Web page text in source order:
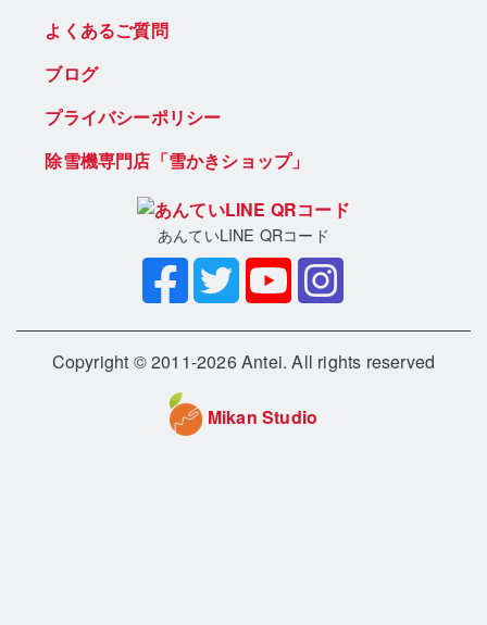
よくあるご質問
ブログ
プライバシーポリシー
除雪機専門店「雪かきショップ」
あんていLINE QRコード
Copyright © 2011-2026 Antei. All rights reserved
Mikan Studio